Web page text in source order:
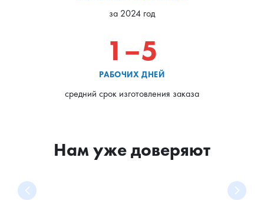
за 2024 год
1–5
РАБОЧИХ ДНЕЙ
средний срок изготовления заказа
Нам уже доверяют